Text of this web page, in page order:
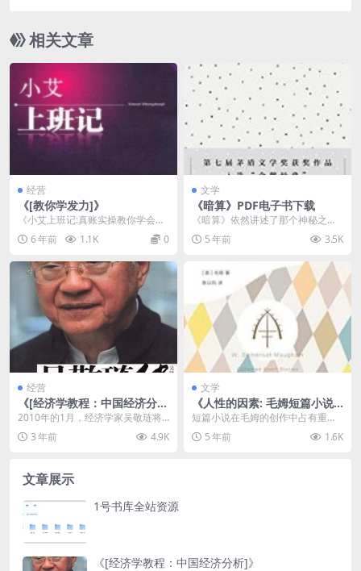
相关文章
经营
《[教你学发力]》
《小艾上班记:真账实操教你学会
计》录了企业从工商注册-建账-全盘
账务处理的全过程...
6 年前 1.1K 0
文学
《暗算》PDF电子书下载
《暗算》依然讲述了那个神秘之地
——"701"的故事，依然是一些迷而
不宣的天才人才...
5 年前 3.5K
经营
《[经济学教程：中国经济分
析]》
2010年的1月，经济学家吴敬琏将
迎来八十岁的寿诞。对于这位中国
最著名的经济学家...
3 年前 4.9K
文学
《人性的因素: 毛姆短篇小说
全集2》PDF电子书下载
短篇小说在毛姆的创作中占有重要
地位，安东尼•伯吉斯就曾评价他写
下了“英语文学中最...
5 年前 1.6K
文章展示
1号书库全站资源
《[经济学教程：中国经济分析]》